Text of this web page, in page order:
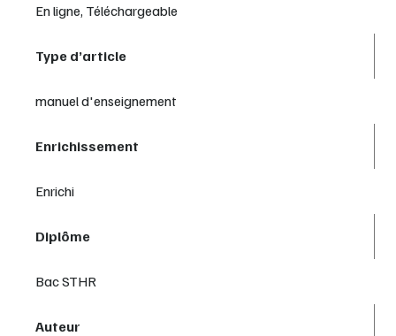
En ligne, Téléchargeable
Type d’article
manuel d'enseignement
Enrichissement
Enrichi
Diplôme
Bac STHR
Auteur